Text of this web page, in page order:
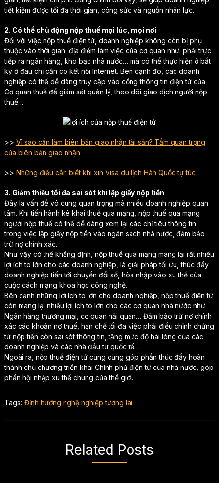
tiết kiệm được tối đa thời gian, công sức và nguồn nhân lực.
2. Có thể chủ động nộp thuế mọi lúc, mọi nơi
Đối với việc nộp thuế điện tử, doanh nghiệp không còn bị phụ
thuộc vào thời gian, địa điểm làm việc của cơ quan như: phải trực
tiếp ra ngân hàng, kho bạc nhà nước… mà có thể thực hiện ở bất
kỳ ở đâu chỉ cần có kết nối Internet. Bên cạnh đó, các doanh
nghiệp có thể dễ dàng truy cập vào cổng thông tin điện tử của
Cơ quan thuế để giám sát quản lý, theo dõi giao dịch người nộp
thuế…
>> Vì sao cần làm biên bản giao nhận tài sản? Tầm quan trọng
của biên bản giao nhận
>> Những điều cần biết khi xin Visa du lịch Hàn Quốc tự túc
3. Giảm thiểu tối đa sai sót khi lập giấy nộp tiền
Đây là vấn đề vô cùng quan trọng mà nhiều doanh nghiệp quan
tâm. Khi tiến hành kê khai thuế qua mạng, nộp thuế qua mạng
người nộp thuế có thể dễ dàng xem lại các chỉ tiêu thông tin
trong việc lập giấy nộp tiền vào ngân sách nhà nước, đảm bảo
trừ nợ chính xác.
Như vậy có thể khẳng định, nộp thuế qua mạng mang lại rất nhiều
lợi ích to lớn cho các doanh nghiệp, là giải pháp tối ưu, thúc đẩy
doanh nghiệp tiến tới chuyển đổi số, hòa nhập vào xu thế của
cuộc cách mạng khoa học công nghệ.
Bên cạnh những lợi ích to lớn cho doanh nghiệp, nộp thuế điện tử
còn mang lại nhiều lợi ích to lớn cho các cơ quan nhà nước như
Ngân hàng thương mại, cơ quan hải quan… Đảm bảo trừ nợ chính
xác các khoản nợ thuế, hạn chế tối đa việc phải điều chỉnh chứng
từ nộp tiền còn sai sót thông tin, tăng mức độ hài lòng của các
doanh nghiệp và các nhà đầu tư quốc tế…
Ngoài ra, nộp thuế điện tử cũng cũng góp phần thúc đẩy hoàn
thành chủ chương triển khai Chính phủ điện tử của nhà nước, góp
phần hội nhập xu thế chung của thế giới.
Tags: Định hướng nghệ nghiệp tương lai
Related Posts